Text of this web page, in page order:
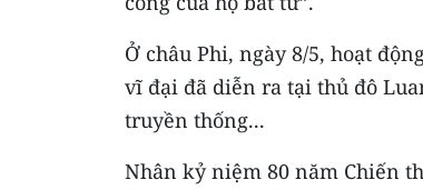
Ở châu Phi, ngày 8/5, hoạt
vĩ đại đã diễn ra tại thủ đô
truyền thống...
Nhân kỷ niệm 80 năm Chiến